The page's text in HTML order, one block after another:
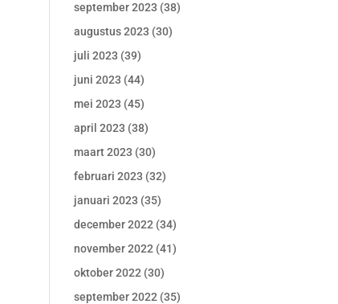
september 2023 (38)
augustus 2023 (30)
juli 2023 (39)
juni 2023 (44)
mei 2023 (45)
april 2023 (38)
maart 2023 (30)
februari 2023 (32)
januari 2023 (35)
december 2022 (34)
november 2022 (41)
oktober 2022 (30)
september 2022 (35)